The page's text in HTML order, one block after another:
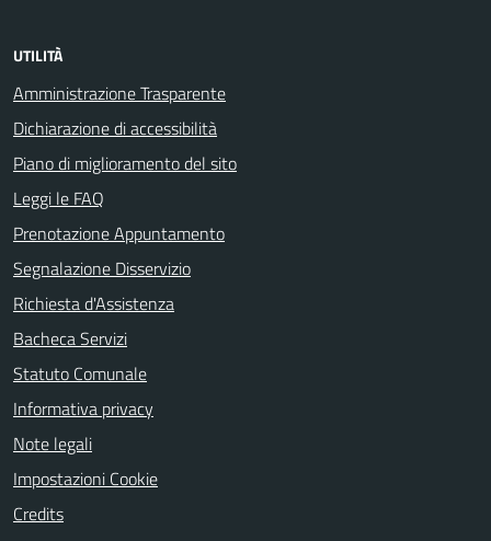
UTILITÀ
Amministrazione Trasparente
Dichiarazione di accessibilità
Piano di miglioramento del sito
Leggi le FAQ
Prenotazione Appuntamento
Segnalazione Disservizio
Richiesta d'Assistenza
Bacheca Servizi
Statuto Comunale
Informativa privacy
Note legali
Impostazioni Cookie
Credits